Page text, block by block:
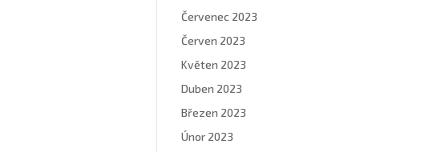
Červenec 2023
Červen 2023
Květen 2023
Duben 2023
Březen 2023
Únor 2023